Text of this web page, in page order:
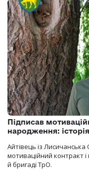
Підписав
народження:
Айтівець із Лисичанська
мотиваційний контракт
й бригаді ТрО.